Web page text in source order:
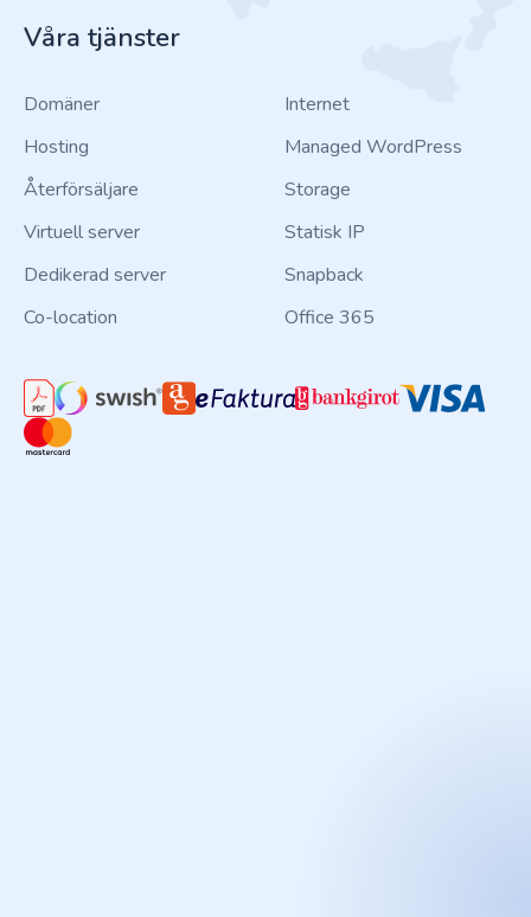
Våra tjänster
Domäner
Hosting
Återförsäljare
Virtuell server
Dedikerad server
Co-location
Internet
Managed WordPress
Storage
Statisk IP
Snapback
Office 365